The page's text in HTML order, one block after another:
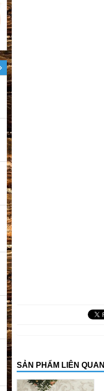
SẢN PHẨM LIÊN QUAN